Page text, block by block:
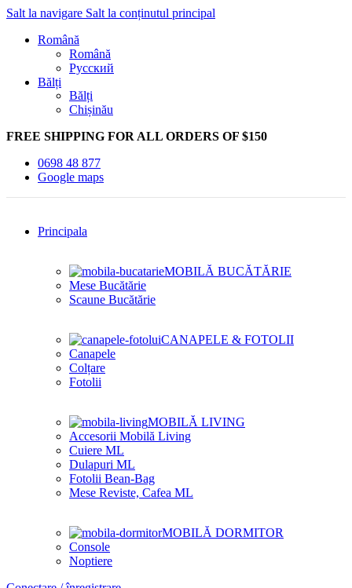
Salt la navigare Salt la conținutul principal
Română
Română
Русский
Bălți
Bălți
Chișinău
FREE SHIPPING FOR ALL ORDERS OF $150
0698 48 877
Google maps
Principala
MOBILĂ BUCĂTĂRIE
Mese Bucătărie
Scaune Bucătărie
CANAPELE & FOTOLII
Canapele
Colțare
Fotolii
MOBILĂ LIVING
Accesorii Mobilă Living
Cuiere ML
Dulapuri ML
Fotolii Bean-Bag
Mese Reviste, Cafea ML
MOBILĂ DORMITOR
Console
Noptiere